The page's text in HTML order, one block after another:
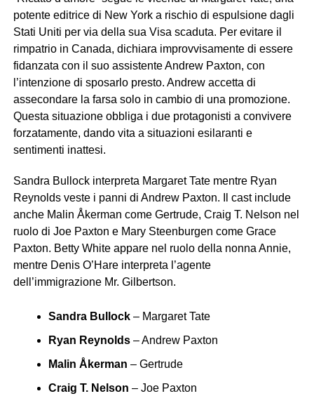
potente editrice di New York a rischio di espulsione dagli
Stati Uniti per via della sua Visa scaduta. Per evitare il
rimpatrio in Canada, dichiara improvvisamente di essere
fidanzata con il suo assistente Andrew Paxton, con
l’intenzione di sposarlo presto. Andrew accetta di
assecondare la farsa solo in cambio di una promozione.
Questa situazione obbliga i due protagonisti a convivere
forzatamente, dando vita a situazioni esilaranti e
sentimenti inattesi.
Sandra Bullock interpreta Margaret Tate mentre Ryan
Reynolds veste i panni di Andrew Paxton. Il cast include
anche Malin Åkerman come Gertrude, Craig T. Nelson nel
ruolo di Joe Paxton e Mary Steenburgen come Grace
Paxton. Betty White appare nel ruolo della nonna Annie,
mentre Denis O’Hare interpreta l’agente
dell’immigrazione Mr. Gilbertson.
Sandra Bullock– Margaret Tate
Ryan Reynolds– Andrew Paxton
Malin Åkerman – Gertrude
Craig T. Nelson – Joe Paxton